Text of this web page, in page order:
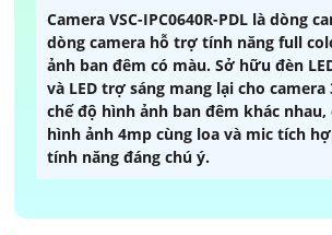
Camera VSC-IPC0640R-PDL là dòng
dòng camera hỗ trợ tính năng full
ảnh ban đêm có màu. Sở hữu đèn
và LED trợ sáng mang lại cho
chế độ hình ảnh ban đêm khác
hình ảnh 4mp cùng loa và mic tích
tính năng đáng chú ý.